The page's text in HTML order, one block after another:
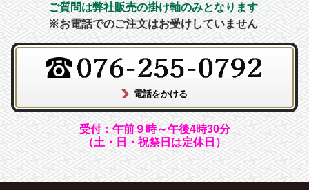
ご質問は弊社販売の掛け軸のみとなります
※お電話でのご注文はお受けしていません
受付：午前９時～午後4時30分
（土・日・祝祭日は定休日）